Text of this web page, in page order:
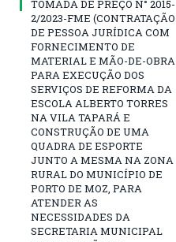
TOMADA DE PREÇO N° 2015-
2/2023-FME (CONTRATAÇÃO
DE PESSOA JURÍDICA COM
FORNECIMENTO DE
MATERIAL E MÃO-DE-OBRA
PARA EXECUÇÃO DOS
SERVIÇOS DE REFORMA DA
ESCOLA ALBERTO TORRES
NA VILA TAPARÁ E
CONSTRUÇÃO DE UMA
QUADRA DE ESPORTE
JUNTO A MESMA NA ZONA
RURAL DO MUNICÍPIO DE
PORTO DE MOZ, PARA
ATENDER AS
NECESSIDADES DA
SECRETARIA MUNICIPAL